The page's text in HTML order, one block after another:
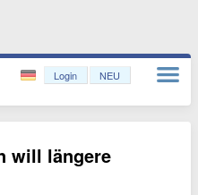
Login NEU
will längere